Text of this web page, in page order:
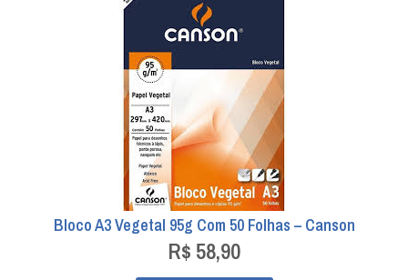
Bloco A3 Vegetal 95g Com 50 Folhas – Canson
R$ 58,90